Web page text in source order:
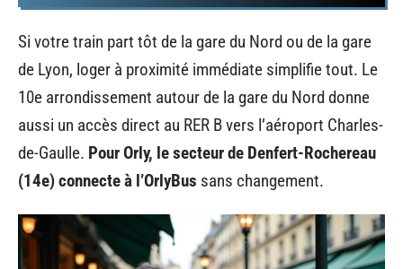
Si votre train part tôt de la gare du Nord ou de la gare
de Lyon, loger à proximité immédiate simplifie tout. Le
10e arrondissement autour de la gare du Nord donne
aussi un accès direct au RER B vers l’aéroport Charles-
de-Gaulle. Pour Orly, le secteur de Denfert-Rochereau
(14e) connecte à l’OrlyBus sans changement.